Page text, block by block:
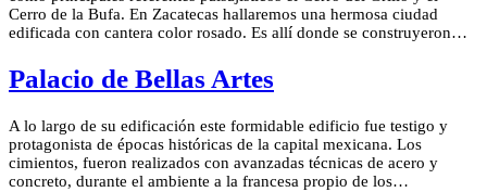
Cerro de la Bufa. En Zacatecas hallaremos una hermosa ciudad
edificada con cantera color rosado. Es allí donde se construyeron…
Palacio de Bellas Artes
A lo largo de su edificación este formidable edificio fue testigo y
protagonista de épocas históricas de la capital mexicana. Los
cimientos, fueron realizados con avanzadas técnicas de acero y
concreto, durante el ambiente a la francesa propio de los…